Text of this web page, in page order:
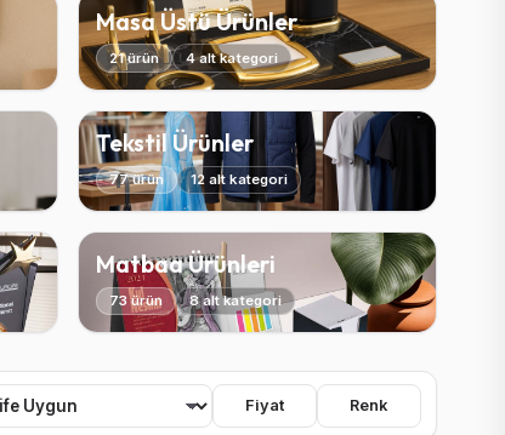
Masa Üstü Ürünler
21 ürün 4 alt kategori
Tekstil Ürünler
77 ürün 12 alt kategori
Matbaa Ürünleri
73 ürün 8 alt kategori
Fiyat Renk